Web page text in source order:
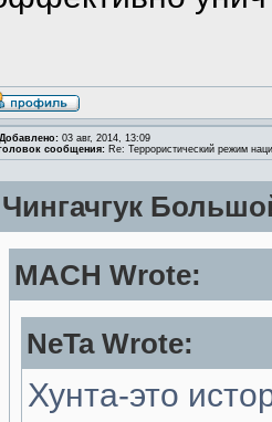
Добавлено: 03 авг, 2014, 13:09
сообщения: Re: Террористический режим
Чингачгук
MACH Wrote:
NeTa Wrote:
Хунта-это